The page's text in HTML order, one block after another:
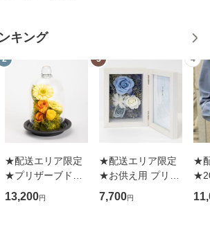
キング
2
★配送エリア限定
★プリザーブドフ
ラワーアレンジメ
ント IG-pr1325
13,200円
3
★配送エリア限定
★お供え用 プリザ
ーブドフラワー
「メモリアル ブル
7,700円
4
★
ft
ー